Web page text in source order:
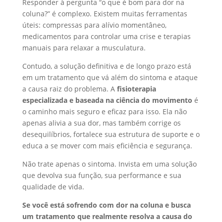
Responder à pergunta “o que é bom para dor na
coluna?” é complexo. Existem muitas ferramentas
úteis: compressas para alívio momentâneo,
medicamentos para controlar uma crise e terapias
manuais para relaxar a musculatura.
Contudo, a solução definitiva e de longo prazo está
em um tratamento que vá além do sintoma e ataque
a causa raiz do problema. A fisioterapia
especializada e baseada na ciência do movimento é
o caminho mais seguro e eficaz para isso. Ela não
apenas alivia a sua dor, mas também corrige os
desequilíbrios, fortalece sua estrutura de suporte e o
educa a se mover com mais eficiência e segurança.
Não trate apenas o sintoma. Invista em uma solução
que devolva sua função, sua performance e sua
qualidade de vida.
Se você está sofrendo com dor na coluna e busca
um tratamento que realmente resolva a causa do